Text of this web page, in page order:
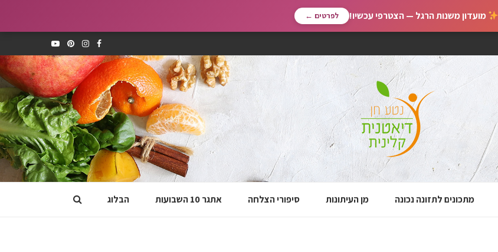
מועדון משנות הרגל — הצטרפי עכשיו! לפרטים ←
מתכונים לתזונה נכונה מן העיתונות סיפורי הצלחה אתגר 10 השבועות הבלוג